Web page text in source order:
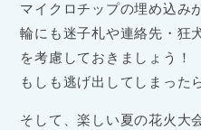
マイクロチップの埋め込み
輪にも迷子札や連絡先・狂
を考慮しておきましょう！
もしも逃げ出してしまった
そして、楽しい夏の花火大